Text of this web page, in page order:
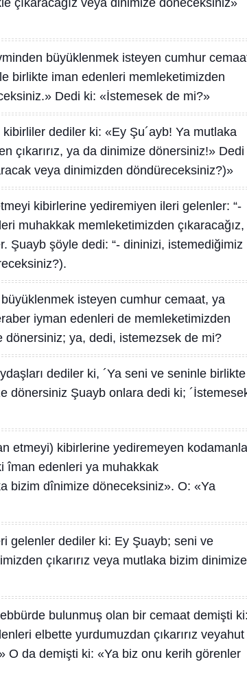
çıkaracağız veya dinimize döneceksiniz»
büyüklenmek isteyen cumhur
birlikte iman edenleri memleketimizden
Dedi ki: «İstemesek de mi?»
dediler ki: «Ey Şu´ayb! Ya mutlaka
çıkarırız, ya da dinimize dönersiniz!» Dedi
veya dinimizden döndüreceksiniz?)»
kibirlerine yediremiyen ileri gelenler: “-
muhakkak memleketimizden çıkaracağız,
Şuayb şöyle dedi: “- dininizi, istemediğimiz
isteyen cumhur cemaat, ya
iyman edenleri de memleketimizden
dönersiniz; ya, dedi, istemezsek de mi?
dediler ki, ´Ya seni ve seninle birlikte
dönersiniz Şuayb onlara dedi ki;
etmeyi) kibirlerine yediremeyen
îman edenleri ya muhakkak
bizim dînimize döneceksiniz». O: «Ya
gelenler dediler ki: Ey Şuayb; seni ve
çıkarırız veya mutlaka bizim dinimize
bulunmuş olan bir cemaat demişti
elbette yurdumuzdan çıkarırız veyahut
O da demişti ki: «Ya biz onu kerih görenler